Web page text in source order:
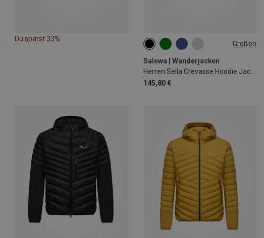
Du sparst 33%
Größen
Salewa | Wanderjacken
Herren Sella Crevasse Hoodie Jacke
145,80 €
S M L XL